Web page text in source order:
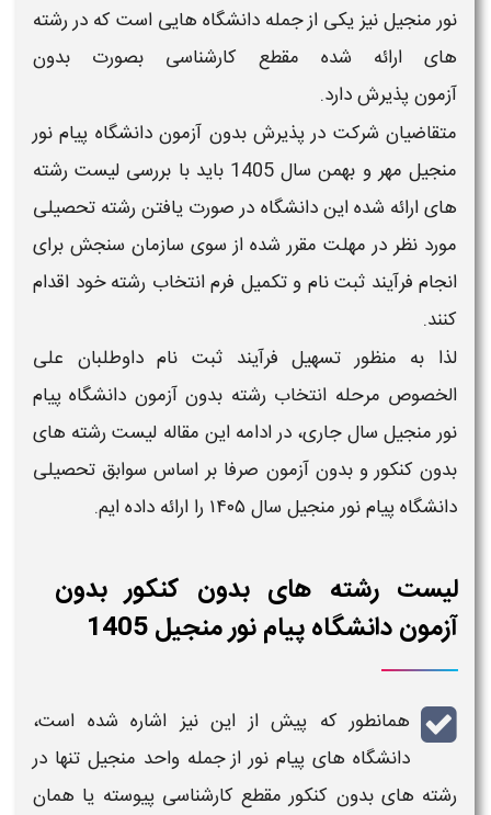
نور منجیلنیز یکی از جمله دانشگاه هایی است که دررشته
های ارائه شده مقطع کارشناسی بصورت بدون
آزمونپذیرش دارد.
متقاضیان شرکت در پذیرش بدون آزمون دانشگاه پیام نور
منجیل مهر و بهمن سال 1405 باید با بررسی لیست رشته
هایارائه شده ایندانشگاه در صورت یافتن رشته تحصیلی
مورد نظر در مهلت مقرر شده از سوی سازمان سنجش برای
انجام فرآیند ثبت نام و تکمیل فرم انتخاب رشتهخود اقدام
کنند.
لذا به منظور تسهیل فرآیند ثبت نامداوطلبان علی
الخصوص مرحله انتخاب رشته بدون آزمون دانشگاه پیام
نور منجیل سالجاری، در ادامه این مقاله لیست رشته های
بدون کنکور و بدون آزمون صرفا بر اساس سوابق تحصیلی
دانشگاه پیام نور منجیل سال ۱۴۰۵ را ارائه داده ایم.
لیست رشته های بدون کنکور بدون
آزمون دانشگاه پیام نور منجیل 1405
همانطور که پیش از این نیز اشاره شده است،
دانشگاه های پیام نوراز جمله واحد منجیل تنها در
رشته های بدون کنکورمقطع کارشناسی پیوسته یا همان